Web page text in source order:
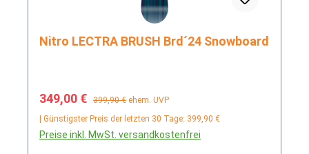
Nitro LECTRA BRUSH Brd´24 Snowboard
Verkaufspreis:
349,00 € Regulärer Preis:
399,90 € ehem. UVP
| Günstigster Preis der letzten 30 Tage: 399,90 €
Preise inkl. MwSt. versandkostenfrei